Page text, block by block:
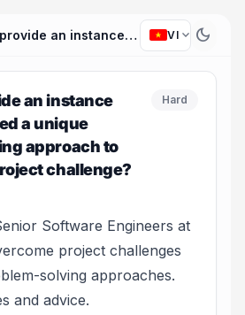
Can you provide an instance where you used a unique problem-solving approach to overcome a project challenge? VI expand_more dark_mode
an instance
a unique
approach to
challenge?
Hard
Software Engineers at
project challenges
solving approaches.
and advice.